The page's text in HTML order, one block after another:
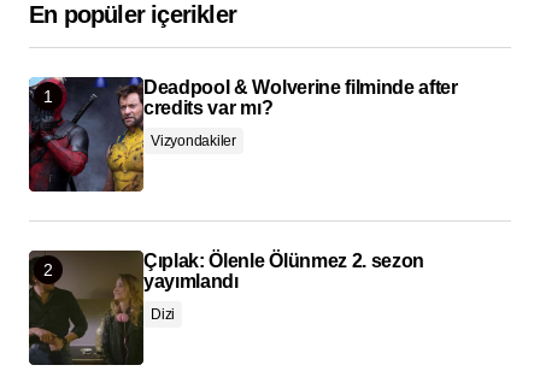
En popüler içerikler
Deadpool & Wolverine filminde after
credits var mı?
Vizyondakiler
Çıplak: Ölenle Ölünmez 2. sezon
yayımlandı
Dizi